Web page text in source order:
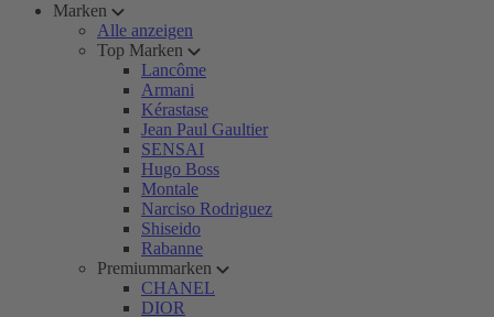
Marken
Alle anzeigen
Top Marken
Lancôme
Armani
Kérastase
Jean Paul Gaultier
SENSAI
Hugo Boss
Montale
Narciso Rodriguez
Shiseido
Rabanne
Premiummarken
CHANEL
DIOR